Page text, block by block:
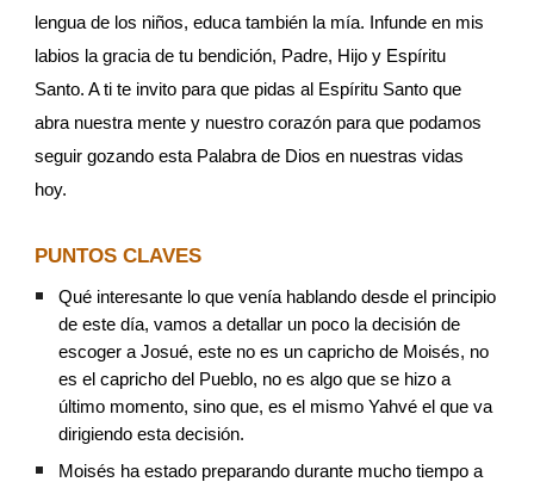
lengua de los niños, educa también la mía. Infunde en mis
labios la gracia de tu bendición, Padre, Hijo y Espíritu
Santo. A ti te invito para que pidas al Espíritu Santo que
abra nuestra mente y nuestro corazón para que podamos
seguir gozando esta Palabra de Dios en nuestras vidas
hoy.
PUNTOS CLAVES
Qué interesante lo que venía hablando desde el principio
de este día, vamos a detallar un poco la decisión de
escoger a Josué, este no es un capricho de Moisés, no
es el capricho del Pueblo, no es algo que se hizo a
último momento, sino que, es el mismo Yahvé el que va
dirigiendo esta decisión.
Moisés ha estado preparando durante mucho tiempo a